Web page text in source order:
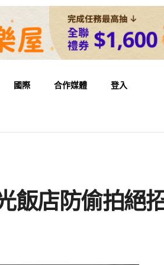
國際 合作媒體 登入
飯店防偷拍絕